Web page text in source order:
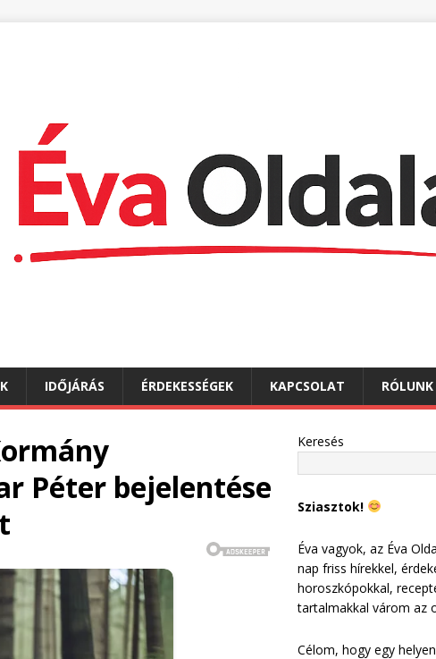
IDŐJÁRÁS ÉRDEKESSÉGEK KAPCSOLAT RÓLUNK
Péter bejelentése
Keresés
Sziasztok!
Éva vagyok, az Éva
nap friss hírekkel,
horoszkópokkal,
tartalmakkal várom az
Célom, hogy egy